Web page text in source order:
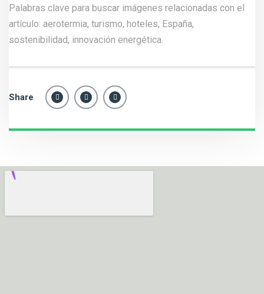
Palabras clave para buscar imágenes relacionadas con el
artículo: aerotermia, turismo, hoteles, España,
sostenibilidad, innovación energética.
Share